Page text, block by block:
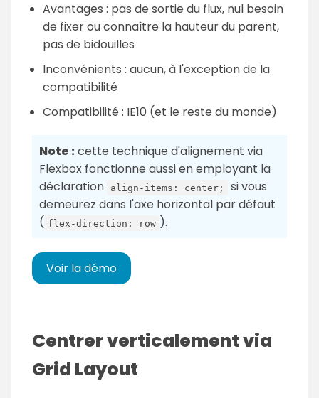
Avantages : pas de sortie du flux, nul besoin
de fixer ou connaître la hauteur du parent,
pas de bidouilles
Inconvénients : aucun, à l'exception de la
compatibilité
Compatibilité : IE10 (et le reste du monde)
Note :cette technique d'alignement via
Flexbox fonctionne aussi en employant la
déclaration
align-items: center;
si vous
demeurez dans l'axe horizontal par défaut
( flex-direction: row ).
Voir la démo
Centrer verticalement via
Grid Layout